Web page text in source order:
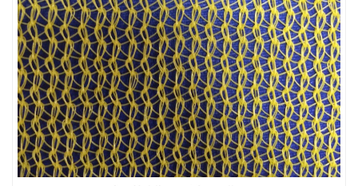
LƯỚI CHẮN CHIM